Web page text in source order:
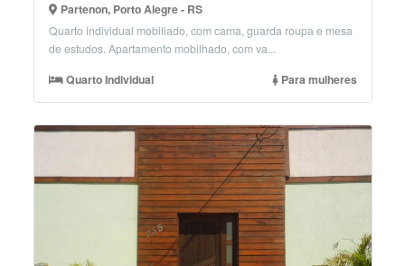
Partenon, Porto Alegre - RS
Quarto individual mobiliado, com cama, guarda roupa e mesa
de estudos. Apartamento mobilhado, com va...
Quarto Individual Para mulheres